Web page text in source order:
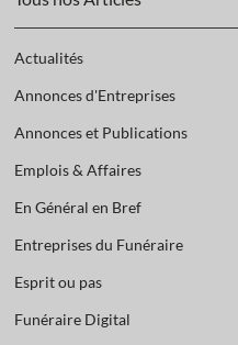
Actualités
Annonces d'Entreprises
Annonces et Publications
Emplois & Affaires
En Général en Bref
Entreprises du Funéraire
Esprit ou pas
Funéraire Digital